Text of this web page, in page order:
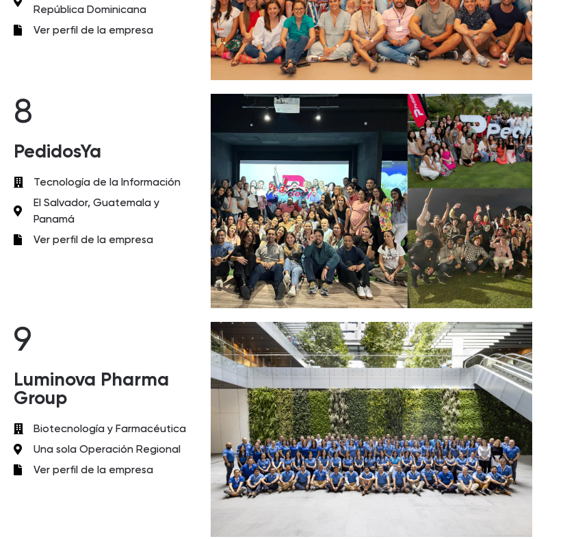
República Dominicana
Ver perfil de la empresa
8
PedidosYa
Tecnología de la Información
El Salvador, Guatemala y
Panamá
Ver perfil de la empresa
9
Luminova Pharma
Group
Biotecnología y Farmacéutica
Una sola Operación Regional
Ver perfil de la empresa